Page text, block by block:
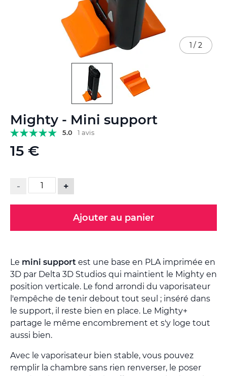
Mighty - Mini support
5.0 1 avis
15 €
- +
Ajouter au panier
Le mini support est une base en PLA imprimée en
3D par Delta 3D Studios qui maintient le Mighty en
position verticale. Le fond arrondi du vaporisateur
l'empêche de tenir debout tout seul ; inséré dans
le support, il reste bien en place. Le Mighty+
partage le même encombrement et s'y loge tout
aussi bien.
Avec le vaporisateur bien stable, vous pouvez
remplir la chambre sans rien renverser, le poser
1 / 2
to
the
beginning
of
gallery